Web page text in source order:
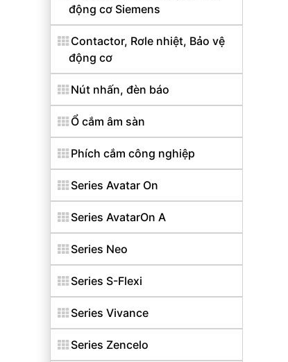
động cơ Siemens
Contactor, Rơle nhiệt, Bảo vệ
động cơ
Nút nhấn, đèn báo
Ổ cắm âm sàn
Phích cắm công nghiệp
Series Avatar On
Series AvatarOn A
Series Neo
Series S-Flexi
Series Vivance
Series Zencelo